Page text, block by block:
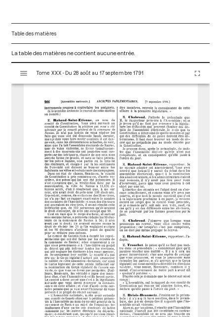
Table des matières
La table des matières ne contient aucune entrée.
s
Tome XXX - Du 28 août au 17 septembre 1791